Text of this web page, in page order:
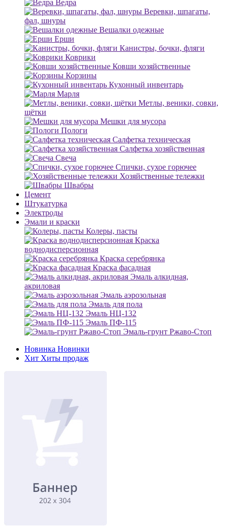
Ведра
Веревки, шпагаты,
фал, шнуры
Вешалки одежные
Ерши
Канистры, бочки, фляги
Коврики
Ковши хозяйственные
Корзины
Кухонный инвентарь
Марля
Метлы, веники, совки,
щётки
Мешки для мусора
Пологи
Салфетка техническая
Салфетка хозяйственная
Свеча
Спички, сухое горючее
Хозяйственные тележки
Швабры
Цемент
Штукатурка
Электроды
Эмали и краски
Колеры, пасты
Краска
воднодисперсионная
Краска серебрянка
Краска фасадная
Эмаль алкидная,
акриловая
Эмаль аэрозольная
Эмаль для пола
Эмаль НЦ-132
Эмаль ПФ-115
Эмаль-грунт Ржаво-Стоп
Новинка Новинки
Хит Хиты продаж